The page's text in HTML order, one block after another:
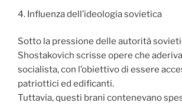
4. Influenza dell’ideologia sovietica
Sotto la pressione delle autorità
Shostakovich scrisse opere che
socialista, con l’obiettivo di essere
patriottici ed edificanti.
Tuttavia, questi brani contenevano